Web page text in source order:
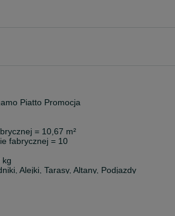
Piatto Promocja
= 10,67 m²
fabrycznej = 10
kg
Alejki, Tarasy, Altany, Podjazdy